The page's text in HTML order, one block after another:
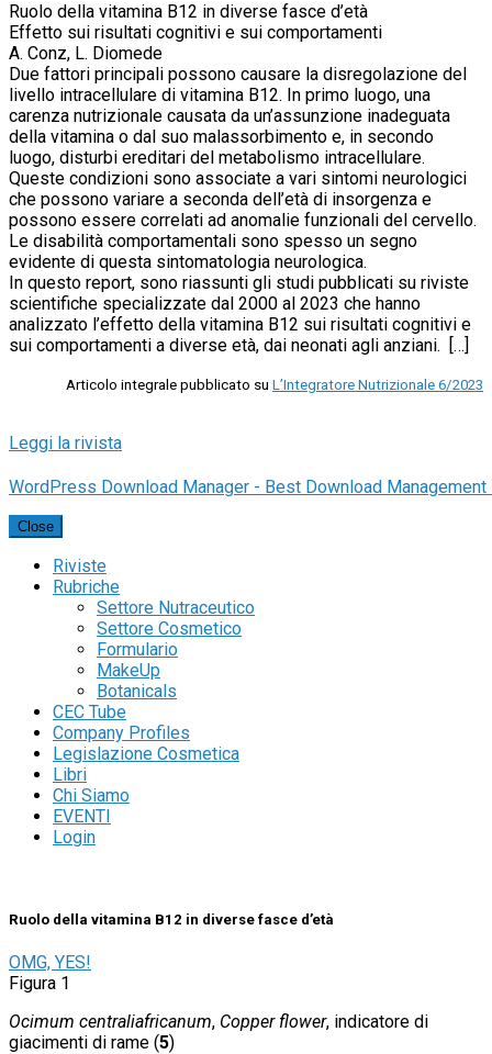
Ruolo della vitamina B12 in diverse fasce d’età
Effetto sui risultati cognitivi e sui comportamenti
A. Conz, L. Diomede
Due fattori principali possono causare la disregolazione del
livello intracellulare di vitamina B12. In primo luogo, una
carenza nutrizionale causata da un’assunzione inadeguata
della vitamina o dal suo malassorbimento e, in secondo
luogo, disturbi ereditari del metabolismo intracellulare.
Queste condizioni sono associate a vari sintomi neurologici
che possono variare a seconda dell’età di insorgenza e
possono essere correlati ad anomalie funzionali del cervello.
Le disabilità comportamentali sono spesso un segno
evidente di questa sintomatologia neurologica.
In questo report, sono riassunti gli studi pubblicati su riviste
scientifiche specializzate dal 2000 al 2023 che hanno
analizzato l’effetto della vitamina B12 sui risultati cognitivi e
sui comportamenti a diverse età, dai neonati agli anziani. […]
Articolo integrale pubblicato su L’Integratore Nutrizionale 6/2023
Leggi la rivista
WordPress Download Manager - Best Download Management
Close
Riviste
Rubriche
Settore Nutraceutico
Settore Cosmetico
Formulario
MakeUp
Botanicals
CEC Tube
Company Profiles
Legislazione Cosmetica
Libri
Chi Siamo
EVENTI
Login
Ruolo della vitamina B12 in diverse fasce d’età
OMG, YES!
Figura 1
Ocimum centraliafricanum, Copper flower, indicatore di
giacimenti di rame (5)